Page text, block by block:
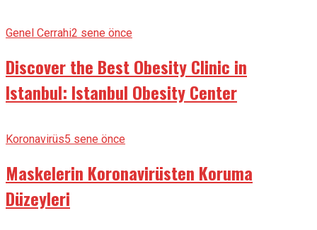
Genel Cerrahi2 sene önce
Discover the Best Obesity Clinic in
Istanbul: Istanbul Obesity Center
Koronavirüs5 sene önce
Maskelerin Koronavirüsten Koruma
Düzeyleri